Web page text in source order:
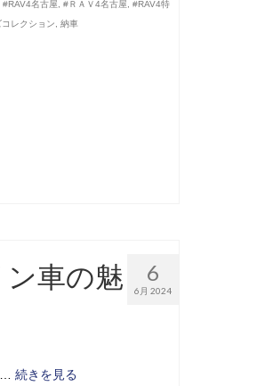
,#RAV4名古屋 ,#ＲＡＶ4名古屋 ,#RAV4特
コレクション ,納車
6
6月 2024
ン車の魅
…続きを見る